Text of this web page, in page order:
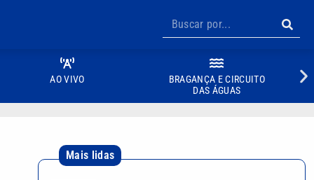
AO VIVO
BRAGANÇA E CIRCUITO
DAS ÁGUAS
Mais lidas